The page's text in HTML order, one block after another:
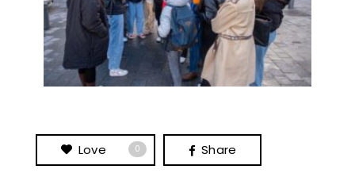
Love 0 Share